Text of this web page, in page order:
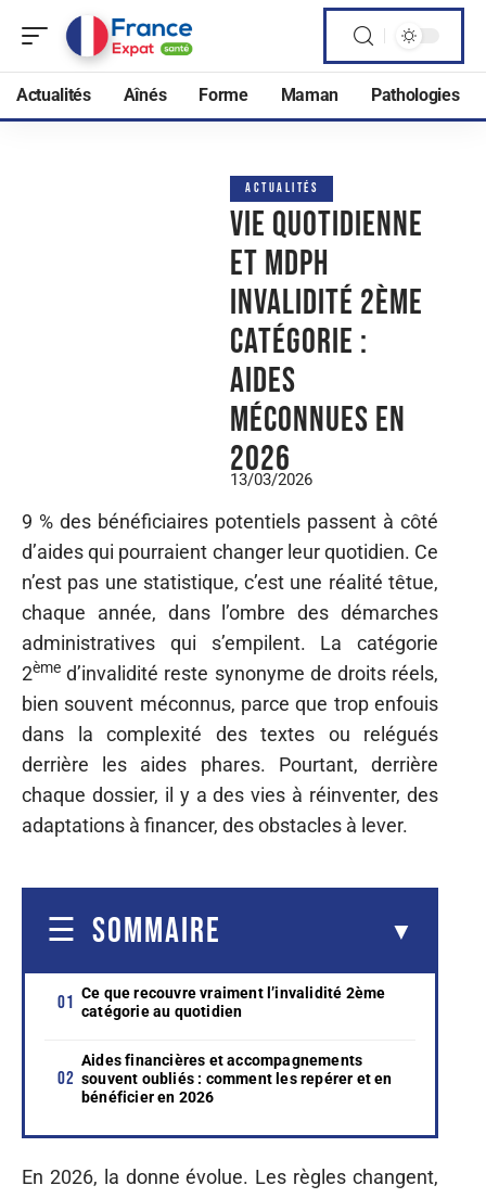
Actualités Aînés Forme Maman Pathologies
ACTUALITÉS
Vie quotidienne
et mdph
invalidité 2ème
catégorie :
aides
méconnues en
2026
13/03/2026
9 % des bénéficiaires potentiels passent à côté
d’aides qui pourraient changer leur quotidien. Ce
n’est pas une statistique, c’est une réalité têtue,
chaque année, dans l’ombre des démarches
administratives qui s’empilent. La catégorie
2ème d’invalidité reste synonyme de droits réels,
bien souvent méconnus, parce que trop enfouis
dans la complexité des textes ou relégués
derrière les aides phares. Pourtant, derrière
chaque dossier, il y a des vies à réinventer, des
adaptations à financer, des obstacles à lever.
SOMMAIRE
Ce que recouvre vraiment l’invalidité 2ème
catégorie au quotidien
Aides financières et accompagnements
souvent oubliés : comment les repérer et en
bénéficier en 2026
En 2026, la donne évolue. Les règles changent,